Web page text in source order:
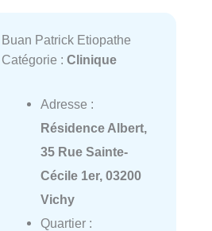
Buan Patrick Etiopathe
Catégorie : Clinique
Adresse :
Résidence Albert,
35 Rue Sainte-
Cécile 1er, 03200
Vichy
Quartier :